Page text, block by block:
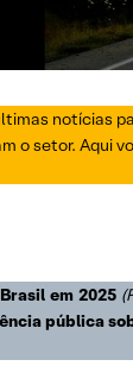
notícias
o setor.
em 2025
pública